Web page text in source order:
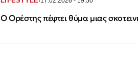
Ο Ορέστης πέφτει θύμα μιας